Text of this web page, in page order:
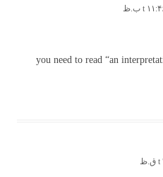
you need to read “an